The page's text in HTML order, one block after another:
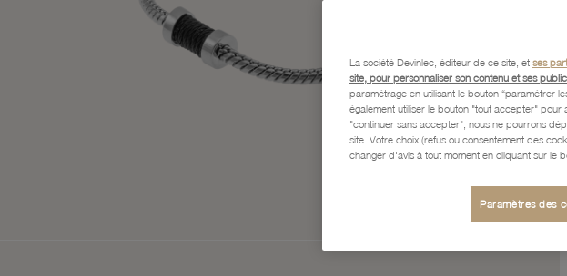
La société Devinlec, éditeur de ce site, et ses
site, pour personnaliser son contenu et ses
paramétrage en utilisant le bouton “paramétrer
également utiliser le bouton "tout accepter" pour
"continuer sans accepter", nous ne pourrons
site. Votre choix (refus ou consentement des
changer d'avis à tout moment en cliquant sur le
Paramètres des